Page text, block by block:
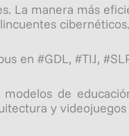
La manera más
cibernéticos.
en #GDL​​​, #TIJ​​​,
modelos de
y